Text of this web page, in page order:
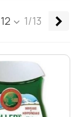
12 1/13